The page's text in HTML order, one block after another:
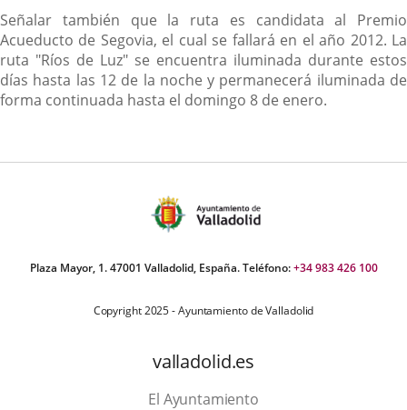
Señalar también que la ruta es candidata al Premio
Acueducto de Segovia, el cual se fallará en el año 2012. La
ruta "Ríos de Luz" se encuentra iluminada durante estos
días hasta las 12 de la noche y permanecerá iluminada de
forma continuada hasta el domingo 8 de enero.
Plaza Mayor, 1. 47001 Valladolid, España. Teléfono:+34 983 426 100
Copyright 2025 - Ayuntamiento de Valladolid
valladolid.es
El Ayuntamiento